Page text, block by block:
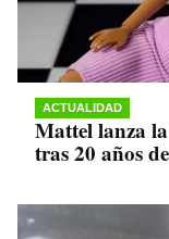
ACTUALIDAD
Mattel lanza
tras 20 años